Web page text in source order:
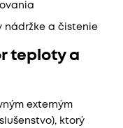
nádržke a čistenie
teploty a
externým
ktorý